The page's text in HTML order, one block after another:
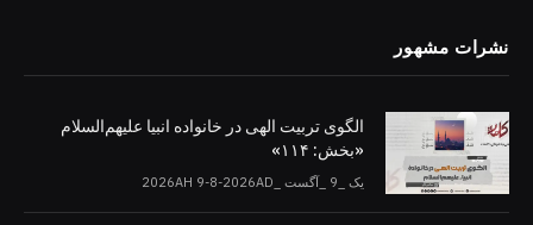
نشرات مشهور
الگوی تربیت الهی در خانواده انبیا‌‌ علیهم‌السلام
«بخش: ۱۱۴»
یک _9 _آگست _2026AH 9-8-2026AD